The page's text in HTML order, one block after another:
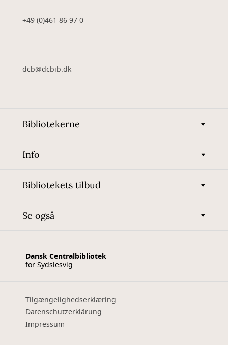
+49 (0)461 86 97 0
dcb@dcbib.dk
Bibliotekerne
Info
Bibliotekets tilbud
Se også
Dansk Centralbibliotek
for Sydslesvig
Tilgængelighedserklæring
Datenschutzerklärung
Impressum